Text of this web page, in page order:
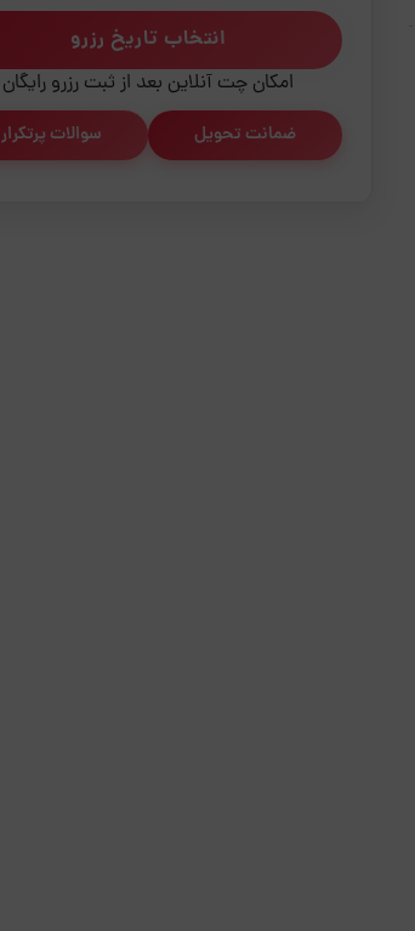
انتخاب تاریخ رزرو
امکان چت آنلاین بعد از ثبت رزرو رایگان
ضمانت تحویل سوالات پرتکرار